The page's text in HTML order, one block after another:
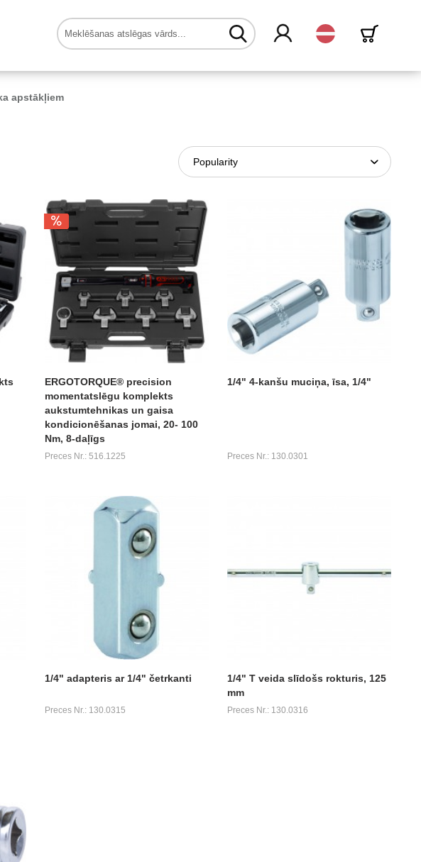
Latvijas
apstākļiem
ERGOTORQUE® precision
momentatslēgu komplekts
aukstumtehnikas un gaisa
kondicionēšanas jomai, 20- 100
Nm, 8-daļīgs
Preces Nr.: 516.1225
1/4" 4-kanšu muciņa, īsa, 1/4"
Preces Nr.: 130.0301
1/4" adapteris ar 1/4" četrkanti
Preces Nr.: 130.0315
1/4" T veida slīdošs rokturis, 125
mm
Preces Nr.: 130.0316